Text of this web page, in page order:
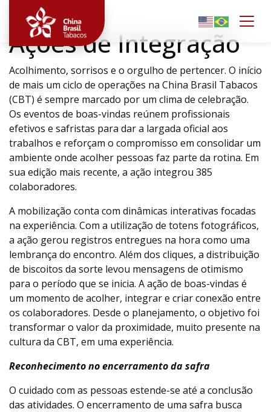
Ações de Integração
Acolhimento, sorrisos e o orgulho de pertencer. O início
de mais um ciclo de operações na China Brasil Tabacos
(CBT) é sempre marcado por um clima de celebração.
Os eventos de boas-vindas reúnem profissionais
efetivos e safristas para dar a largada oficial aos
trabalhos e reforçam o compromisso em consolidar um
ambiente onde acolher pessoas faz parte da rotina. Em
sua edição mais recente, a ação integrou 385
colaboradores.
A mobilização conta com dinâmicas interativas focadas
na experiência. Com a utilização de totens fotográficos,
a ação gerou registros entregues na hora como uma
lembrança do encontro. Além dos cliques, a distribuição
de biscoitos da sorte levou mensagens de otimismo
para o período que se inicia. A ação de boas-vindas é
um momento de acolher, integrar e criar conexão entre
os colaboradores. Desde o planejamento, o objetivo foi
transformar o valor da proximidade, muito presente na
cultura da CBT, em uma experiência.
Reconhecimento no encerramento da safra
O cuidado com as pessoas estende-se até a conclusão
das atividades. O encerramento de uma safra busca